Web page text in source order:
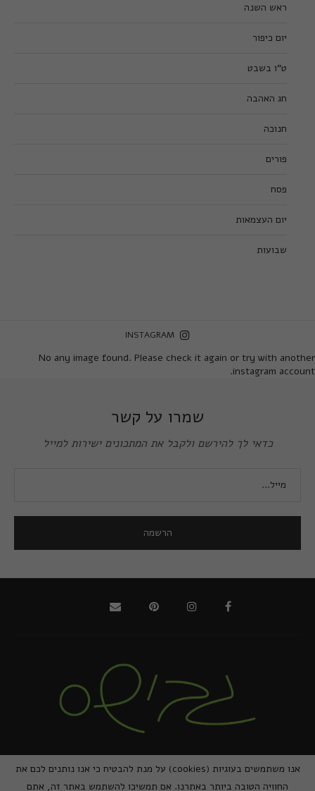
ראש השנה
יום כיפור
ט”ו בשבט
חג האהבה
חנוכה
פורים
פסח
יום העצמאות
שבועות
INSTAGRAM
No any image found. Please check it again or try with another
instagram account.
שמרו על קשר
כדאי לך להירשם ולקבל את המתכונים ישירות למייל
אנו משתמשים בעוגיות (cookies) על מנת להבטיח כי אנו נותנים לכם את
החוויה הטובה ביותר באתרנו. אם תמשיכו להשתמש באתר זה, אתם